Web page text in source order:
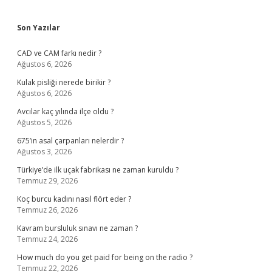
Sidebar
Son Yazılar
CAD ve CAM farkı nedir ?
Ağustos 6, 2026
Kulak pisliği nerede birikir ?
Ağustos 6, 2026
Avcılar kaç yılında ilçe oldu ?
Ağustos 5, 2026
675’in asal çarpanları nelerdir ?
Ağustos 3, 2026
Türkiye’de ilk uçak fabrikası ne zaman kuruldu ?
Temmuz 29, 2026
Koç burcu kadını nasıl flört eder ?
Temmuz 26, 2026
Kavram bursluluk sınavı ne zaman ?
Temmuz 24, 2026
How much do you get paid for being on the radio ?
Temmuz 22, 2026